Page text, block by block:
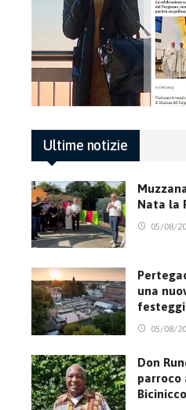
Ultime notizie
Nata la
05/08/
una
05/08/
Don
parroco